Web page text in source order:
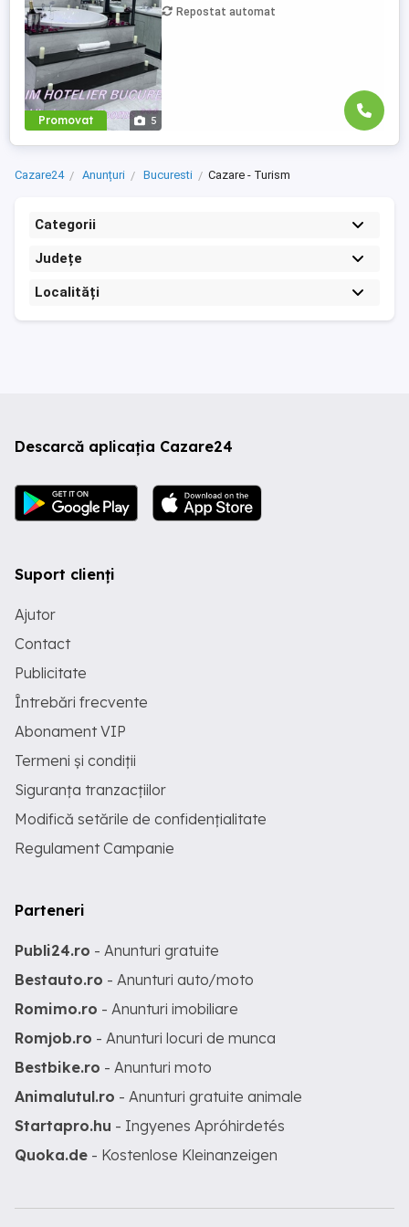
Promovat 5
PRIVAT in complex ...
Repostat automat
Cazare24 Anunțuri Bucuresti Cazare - Turism
Categorii
Județe
Localități
Descarcă aplicația Cazare24
Suport clienți
Ajutor
Contact
Publicitate
Întrebări frecvente
Abonament VIP
Termeni și condiții
Siguranța tranzacțiilor
Modifică setările de confidențialitate
Regulament Campanie
Parteneri
Publi24.ro - Anunturi gratuite
Bestauto.ro - Anunturi auto/moto
Romimo.ro - Anunturi imobiliare
Romjob.ro - Anunturi locuri de munca
Bestbike.ro - Anunturi moto
Animalutul.ro - Anunturi gratuite animale
Startapro.hu - Ingyenes Apróhirdetés
Quoka.de - Kostenlose Kleinanzeigen